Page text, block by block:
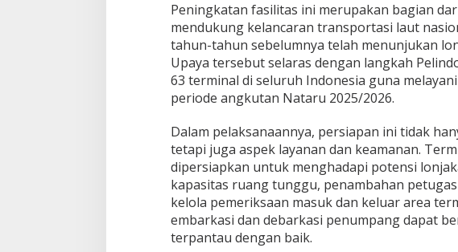
a
r
m
s
i
h
a
d
a
p
i
L
o
n
j
Peningkatan fasilitas ini merupakan bagian
mendukung kelancaran transportasi laut
tahun-tahun sebelumnya telah menunjukan
Upaya tersebut selaras dengan langkah
63 terminal di seluruh Indonesia guna
periode angkutan Nataru 2025/2026.
Dalam pelaksanaannya, persiapan ini tidak
tetapi juga aspek layanan dan keamanan.
dipersiapkan untuk menghadapi potensi
kapasitas ruang tunggu, penambahan
kelola pemeriksaan masuk dan keluar area
embarkasi dan debarkasi penumpang dapat
terpantau dengan baik.